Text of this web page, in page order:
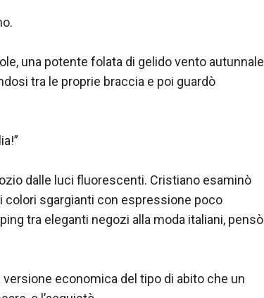
una potente folata di gelido vento autunnale
tra le proprie braccia e poi guardò
dalle luci fluorescenti. Cristiano esaminò
colori sgargianti con espressione poco
tra eleganti negozi alla moda italiani, pensò
economica del tipo di abito che un